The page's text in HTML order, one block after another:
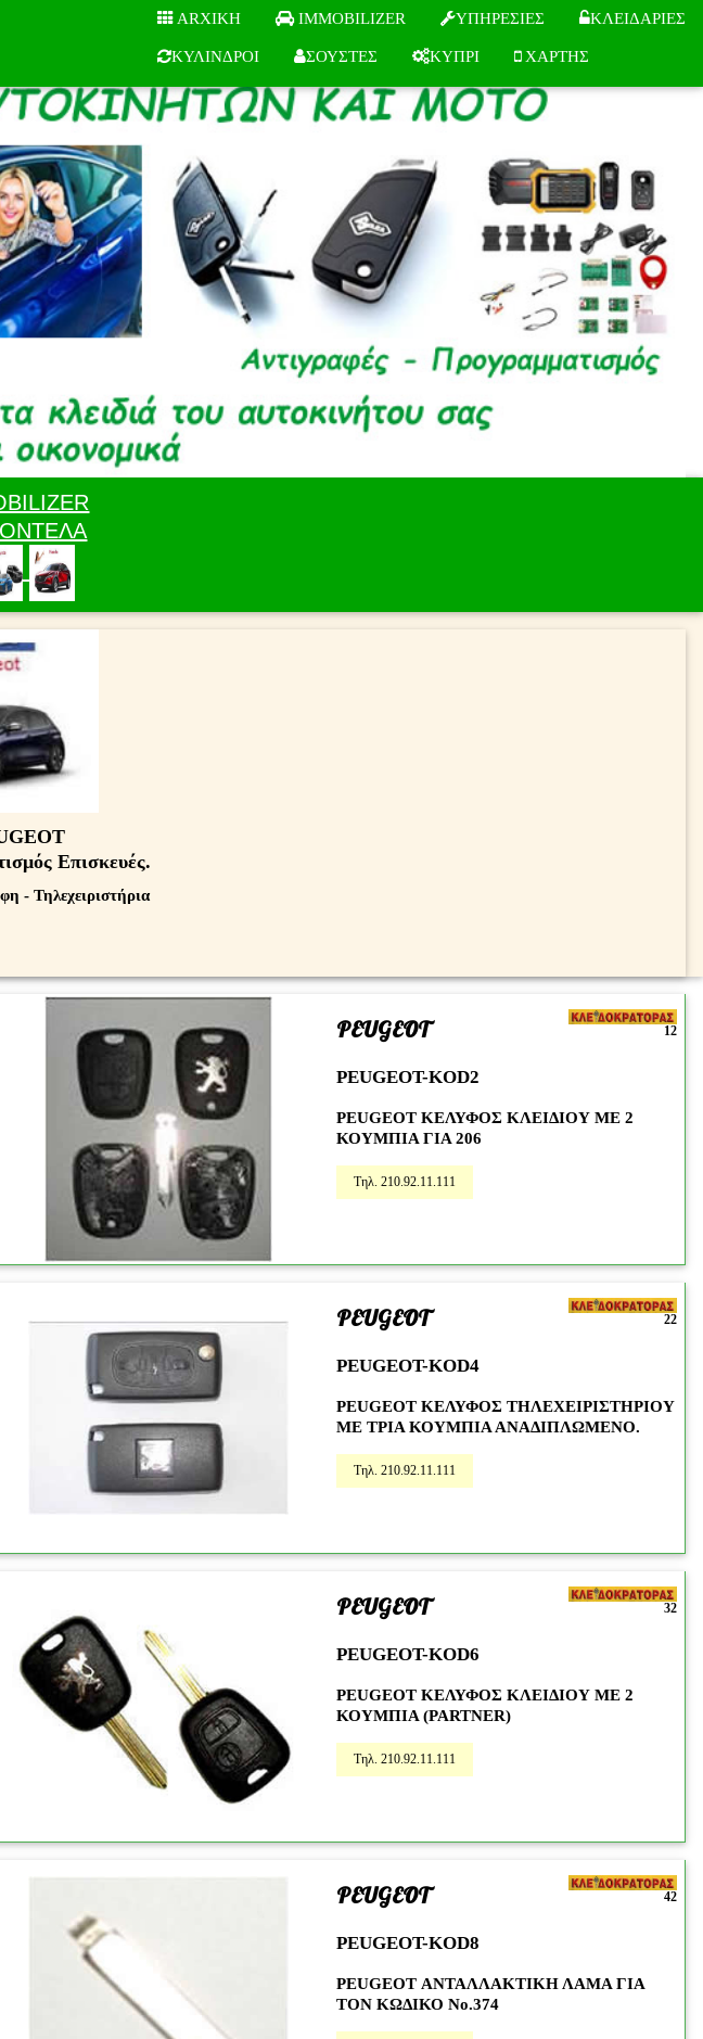
ARXIKH IMMOBILIZER ΥΠΗΡΕΣΙΕΣ ΚΛΕΙΔΑΡΙΕΣ
ΚΥΛΙΝΔΡΟΙ ΣΟΥΣΤΕΣ ΚΥΠΡΙ ΧΑΡΤΗΣ
Επισκευές.
- Τηλεχειριστήρια
PEUGEOT
PEUGEOT-KOD2
PEUGEOT ΚΕΛΥΦΟΣ ΚΛΕΙΔΙΟΥ ΜΕ 2
ΚΟΥΜΠΙΑ ΓΙΑ 206
Τηλ. 210.92.11.111
12
PEUGEOT
PEUGEOT-KOD4
PEUGEOT ΚΕΛΥΦΟΣ ΤΗΛΕΧΕΙΡΙΣΤΗΡΙΟΥ
ΜΕ ΤΡΙΑ ΚΟΥΜΠΙΑ ΑΝΑΔΙΠΛΩΜΕΝΟ.
Τηλ. 210.92.11.111
22
PEUGEOT
PEUGEOT-KOD6
PEUGEOT ΚΕΛΥΦΟΣ ΚΛΕΙΔΙΟΥ ΜΕ 2
ΚΟΥΜΠΙΑ (PARTNER)
Τηλ. 210.92.11.111
32
PEUGEOT
PEUGEOT-KOD8
PEUGEOT ΑΝΤΑΛΛΑΚΤΙΚΗ ΛΑΜΑ ΓΙΑ
ΤΟΝ ΚΩΔΙΚΟ Νο.374
42